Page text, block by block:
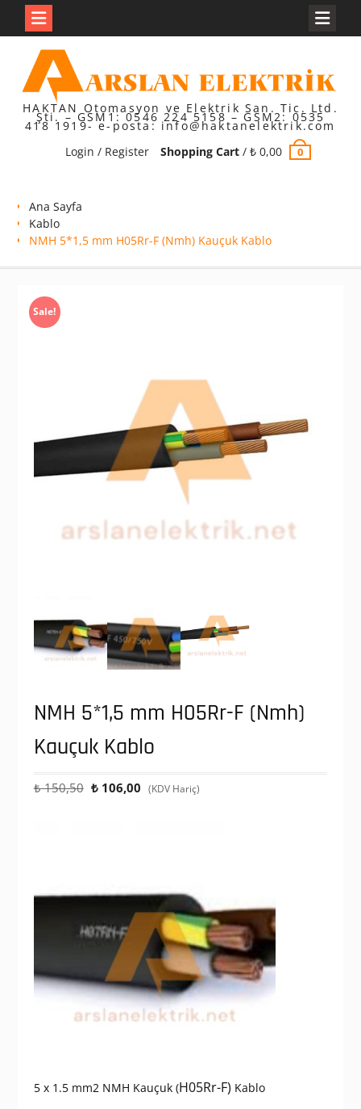
content
HAKTAN Otomasyon ve Elektrik San. Tic. Ltd.
Şti. – GSM1: 0546 224 5158 – GSM2: 0535
418 1919- e-posta: info@haktanelektrik.com
Login / Register
Shopping Cart/ ₺0,00 0
Ana Sayfa
Kablo
NMH 5*1,5 mm H05Rr-F (Nmh) Kauçuk Kablo
Sale!
NMH 5*1,5 mm H05Rr-F (Nmh)
Kauçuk Kablo
₺150,50 Orijinal
₺106,00 Şu
(KDV Hariç)
5 x 1.5 mm2 NMH Kauçuk (H05Rr-F) Kablo